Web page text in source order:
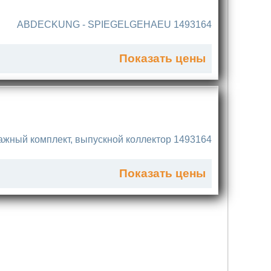
ABDECKUNG - SPIEGELGEHAEU 1493164
Показать цены
комплект, выпускной коллектор 1493164
Показать цены